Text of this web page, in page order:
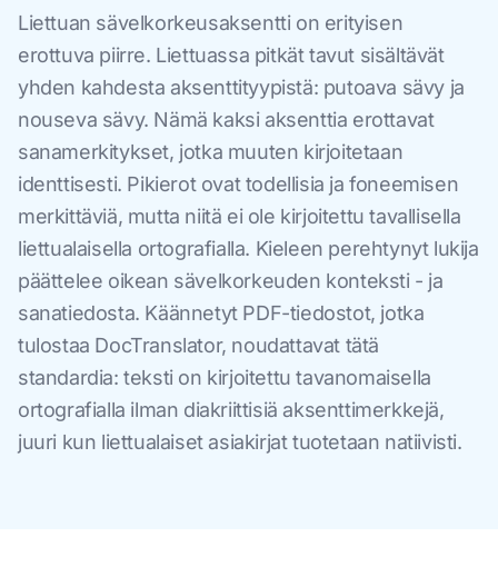
Liettuan sävelkorkeusaksentti on erityisen
erottuva piirre. Liettuassa pitkät tavut sisältävät
yhden kahdesta aksenttityypistä: putoava sävy ja
nouseva sävy. Nämä kaksi aksenttia erottavat
sanamerkitykset, jotka muuten kirjoitetaan
identtisesti. Pikierot ovat todellisia ja foneemisen
merkittäviä, mutta niitä ei ole kirjoitettu tavallisella
liettualaisella ortografialla. Kieleen perehtynyt lukija
päättelee oikean sävelkorkeuden konteksti - ja
sanatiedosta. Käännetyt PDF-tiedostot, jotka
tulostaa DocTranslator, noudattavat tätä
standardia: teksti on kirjoitettu tavanomaisella
ortografialla ilman diakriittisiä aksenttimerkkejä,
juuri kun liettualaiset asiakirjat tuotetaan natiivisti.